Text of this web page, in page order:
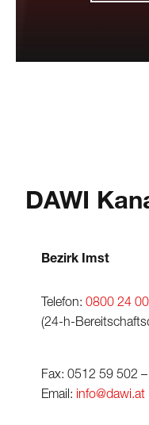
DAWI
Bezirk Imst
Telefon: 0800 24
(24-h-
Fax: 0512 59 502
Email: info@dawi.at